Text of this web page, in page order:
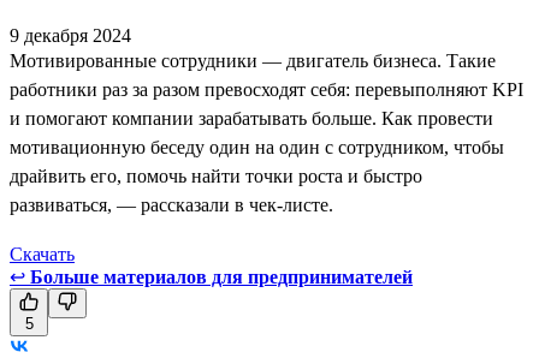
9 декабря 2024
Мотивированные сотрудники — двигатель бизнеса. Такие
работники раз за разом превосходят себя: перевыполняют KPI
и помогают компании зарабатывать больше. Как провести
мотивационную беседу один на один с сотрудником, чтобы
драйвить его, помочь найти точки роста и быстро
развиваться, — рассказали в чек-листе.
Скачать
↩ Больше материалов для предпринимателей
5